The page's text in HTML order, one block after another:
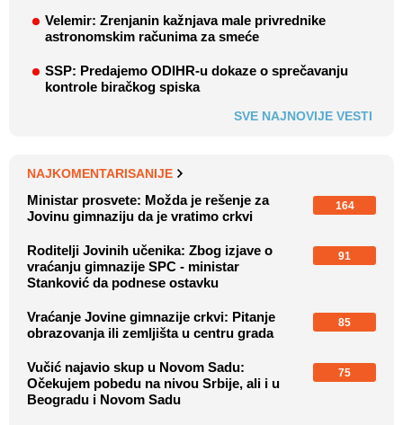
Velemir: Zrenjanin kažnjava male privrednike
astronomskim računima za smeće
SSP: Predajemo ODIHR-u dokaze o sprečavanju
kontrole biračkog spiska
SVE NAJNOVIJE VESTI
NAJKOMENTARISANIJE
Ministar prosvete: Možda je rešenje za
Jovinu gimnaziju da je vratimo crkvi
164
Roditelji Jovinih učenika: Zbog izjave o
vraćanju gimnazije SPC - ministar
Stanković da podnese ostavku
91
Vraćanje Jovine gimnazije crkvi: Pitanje
obrazovanja ili zemljišta u centru grada
85
Vučić najavio skup u Novom Sadu:
Očekujem pobedu na nivou Srbije, ali i u
Beogradu i Novom Sadu
75